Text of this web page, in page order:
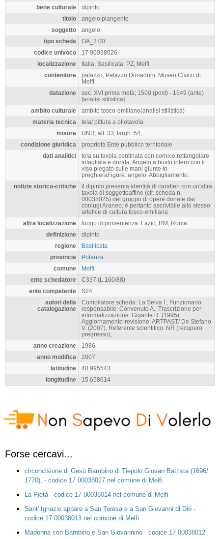
bene culturale
dipinto
titolo
angelo piangente
soggetto
angelo
tipo scheda
OA_3.00
codice univoco
17 00038026
localizzazione
Italia, Basilicata, PZ, Melfi
contenitore
palazzo, Palazzo Donadoni, Museo Civico di
Melfi
datazione
sec. XVI prima metà; 1500 (post) - 1549 (ante)
[analisi stilistica]
ambito culturale
ambito tosco-emiliano(analisi stilistica)
materia tecnica
tela/ pittura a oliotavola
misure
UNR, alt. 33, largh. 54,
condizione giuridica
proprietà Ente pubblico territoriale
dati analitici
tela su tavola centinata con cornice rettangolare
intagliata e dorata; Angelo a busto intero con il
viso piegato sulle mani giunte in
preghieraFigure: angelo. Abbigliamento.
notizie storico-critiche
il dipinto presenta identità di caratteri con un'altra
tavola di soggettoaffine (cfr. scheda n.
00038025) del gruppo di opere donate dai
coniugi Araneo; è pertanto ascrivibile allo stesso
artefice di cultura tosco-emiliana
altra localizzazione
luogo di provenienza: Lazio, RM, Roma
definizione
dipinto
regione
Basilicata
provincia
Potenza
comune
Melfi
ente schedatore
C337 (L.160/88)
ente competente
S24
autori della
catalogazione
Compilatore scheda: La Selva I.; Funzionario
responsabile: Convenuto A.; Trascrizione per
informatizzazione: Gigante R. (1995);
Aggiornamento-revisione: ARTPAST/ De Stefano
V. (2007), Referente scientifico: NR (recupero
pregresso);
anno creazione
1986
anno modifica
2007
latitudine
40.995543
longitudine
15.658614
Forse cercavi...
circoncisione di Gesù Bambino di Tiepolo Giovan Battista (1696/
1770), - codice 17 00038027 nel comune di Melfi
La Pietà - codice 17 00038014 nel comune di Melfi
Sant' Ignazio appare a San Teresa e a San Giovanni di Dio -
codice 17 00038013 nel comune di Melfi
Madonna con Bambino e San Giovannino - codice 17 00038012